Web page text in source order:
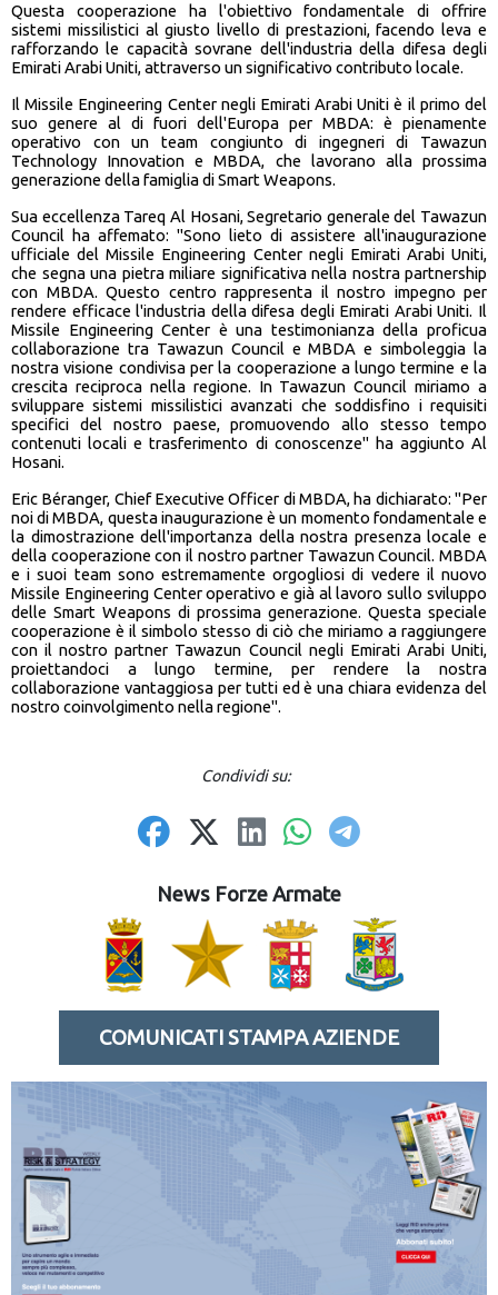
Questa cooperazione ha l'obiettivo fondamentale di offrire
sistemi missilistici al giusto livello di prestazioni, facendo leva e
rafforzando le capacità sovrane dell'industria della difesa degli
Emirati Arabi Uniti, attraverso un significativo contributo locale.
Il Missile Engineering Center negli Emirati Arabi Uniti è il primo del
suo genere al di fuori dell'Europa per MBDA: è pienamente
operativo con un team congiunto di ingegneri di Tawazun
Technology Innovation e MBDA, che lavorano alla prossima
generazione della famiglia di Smart Weapons.
Sua eccellenza Tareq Al Hosani, Segretario generale del Tawazun
Council ha affemato: "Sono lieto di assistere all'inaugurazione
ufficiale del Missile Engineering Center negli Emirati Arabi Uniti,
che segna una pietra miliare significativa nella nostra partnership
con MBDA. Questo centro rappresenta il nostro impegno per
rendere efficace l'industria della difesa degli Emirati Arabi Uniti. Il
Missile Engineering Center è una testimonianza della proficua
collaborazione tra Tawazun Council e MBDA e simboleggia la
nostra visione condivisa per la cooperazione a lungo termine e la
crescita reciproca nella regione. In Tawazun Council miriamo a
sviluppare sistemi missilistici avanzati che soddisfino i requisiti
specifici del nostro paese, promuovendo allo stesso tempo
contenuti locali e trasferimento di conoscenze" ha aggiunto Al
Hosani.
Eric Béranger, Chief Executive Officer di MBDA, ha dichiarato: "Per
noi di MBDA, questa inaugurazione è un momento fondamentale e
la dimostrazione dell'importanza della nostra presenza locale e
della cooperazione con il nostro partner Tawazun Council. MBDA
e i suoi team sono estremamente orgogliosi di vedere il nuovo
Missile Engineering Center operativo e già al lavoro sullo sviluppo
delle Smart Weapons di prossima generazione. Questa speciale
cooperazione è il simbolo stesso di ciò che miriamo a raggiungere
con il nostro partner Tawazun Council negli Emirati Arabi Uniti,
proiettandoci a lungo termine, per rendere la nostra
collaborazione vantaggiosa per tutti ed è una chiara evidenza del
nostro coinvolgimento nella regione".
Condividi su:
News Forze Armate
COMUNICATI STAMPA AZIENDE